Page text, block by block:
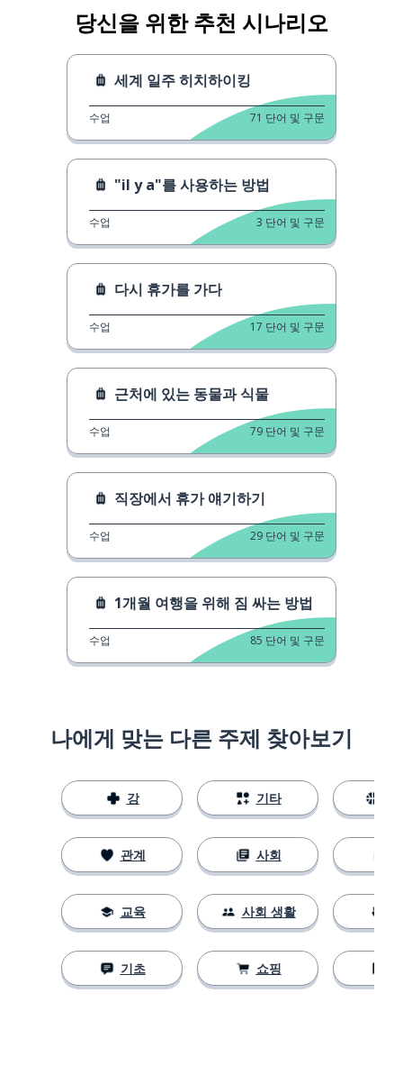
당신을 위한 추천 시나리오
세계 일주 히치하이킹
수업 71 단어 및 구문
"il y a"를 사용하는 방법
수업 3 단어 및 구문
다시 휴가를 가다
수업 17 단어 및 구문
근처에 있는 동물과 식물
수업 79 단어 및 구문
직장에서 휴가 얘기하기
수업 29 단어 및 구문
1개월 여행을 위해 짐 싸는 방법
수업 85 단어 및 구문
나에게 맞는 다른 주제 찾아보기
강
관계
교육
기초
기타
사회
사회 생활
쇼핑